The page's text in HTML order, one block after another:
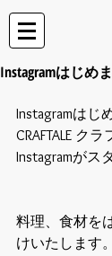
Instagramはじめ
Instagramはじ
CRAFTALE ク
Instagramがス
料理、食材を
けいたします。